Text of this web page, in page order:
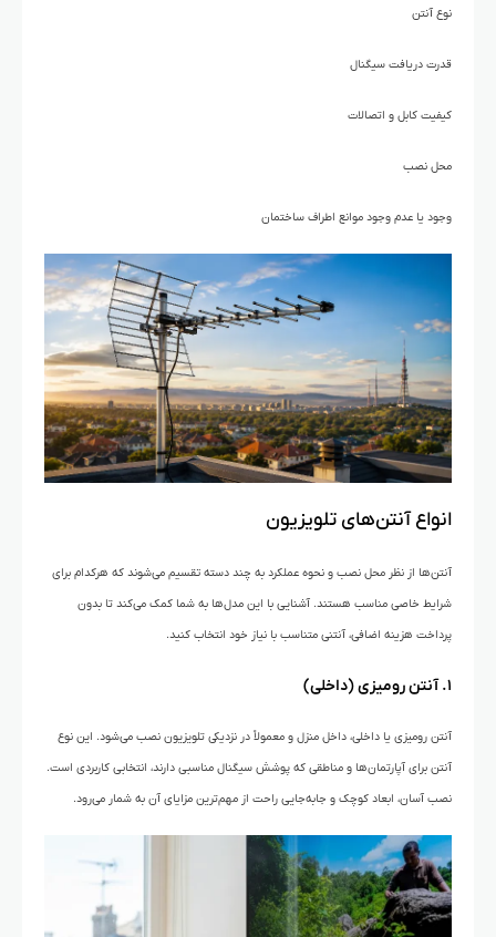
نوع آنتن
قدرت دریافت سیگنال
کیفیت کابل و اتصالات
محل نصب
وجود یا عدم وجود موانع اطراف ساختمان
انواع آنتن‌های تلویزیون
آنتن‌ها از نظر محل نصب و نحوه عملکرد به چند دسته تقسیم می‌شوند که هرکدام برای
شرایط خاصی مناسب هستند. آشنایی با این مدل‌ها به شما کمک می‌کند تا بدون
پرداخت هزینه اضافی، آنتنی متناسب با نیاز خود انتخاب کنید.
۱. آنتن رومیزی (داخلی)
آنتن رومیزی یا داخلی، داخل منزل و معمولاً در نزدیکی تلویزیون نصب می‌شود. این نوع
آنتن برای آپارتمان‌ها و مناطقی که پوشش سیگنال مناسبی دارند، انتخابی کاربردی است.
نصب آسان، ابعاد کوچک و جابه‌جایی راحت از مهم‌ترین مزایای آن به شمار می‌رود.